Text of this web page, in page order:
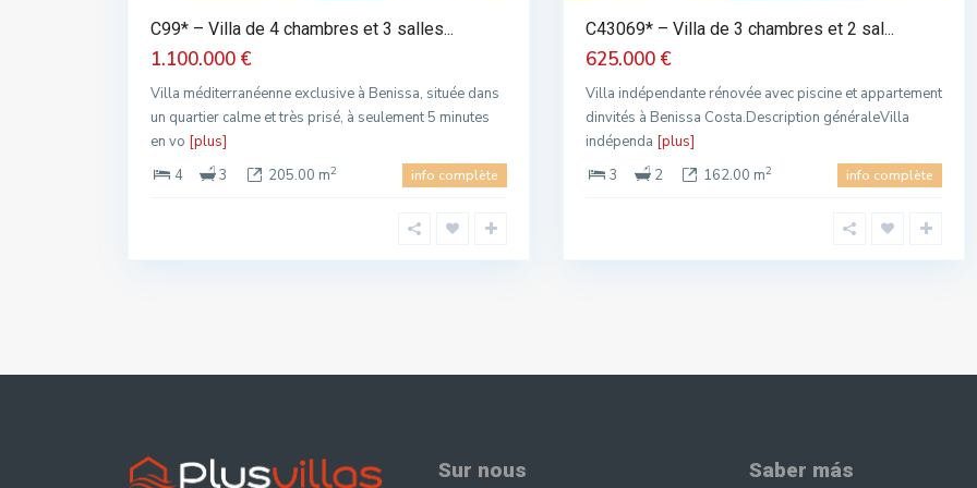
C99* – Villa de 4 chambres et 3 salles...
1.100.000 €
Villa méditerranéenne exclusive à Benissa, située dans
un quartier calme et très prisé, à seulement 5 minutes
en vo [plus]
4
3 205.00 m2 info complète
C43069* – Villa de 3 chambres et 2 sal...
625.000 €
Villa indépendante rénovée avec piscine et appartement
dinvités à Benissa Costa.Description généraleVilla
indépenda [plus]
3
2 162.00 m2 info complète
Sur nous Saber más